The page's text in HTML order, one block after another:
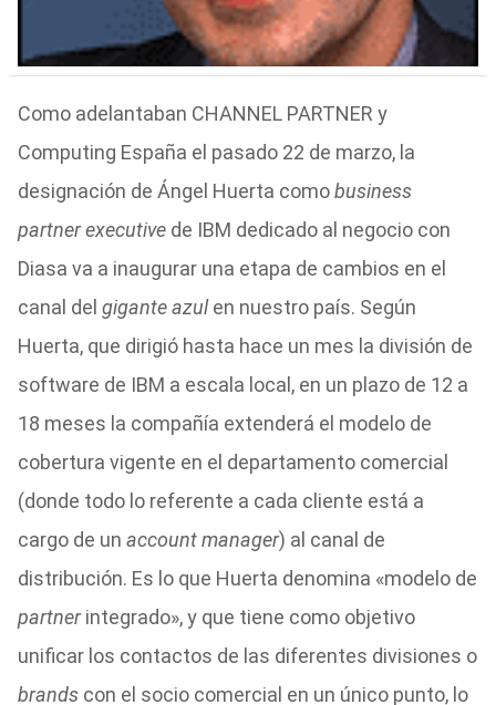
Como adelantaban CHANNEL PARTNER y
Computing España el pasado 22 de marzo, la
designación de Ángel Huerta comobusiness
partner executivede IBM dedicado al negocio con
Diasa va a inaugurar una etapa de cambios en el
canal del gigante azulen nuestro país. Según
Huerta, que dirigió hasta hace un mes la división de
software de IBM a escala local, en un plazo de 12 a
18 meses la compañía extenderá el modelo de
cobertura vigente en el departamento comercial
(donde todo lo referente a cada cliente está a
cargo de un account manager) al canal de
distribución. Es lo que Huerta denomina «modelo de
partnerintegrado», y que tiene como objetivo
unificar los contactos de las diferentes divisiones o
brandscon el socio comercial en un único punto, lo